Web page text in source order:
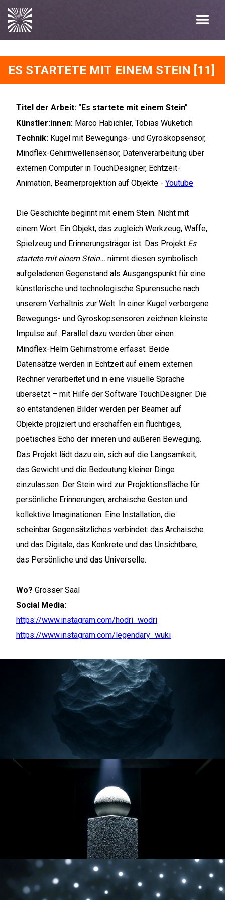
ES STARTETE MIT EINEM STEIN [11]
Titel der Arbeit: "Es startete mit einem Stein"
Künstler:innen: Marco Habichler, Tobias Wuketich
Technik: Kugel mit Bewegungs- und Gyroskopsensor,
Mindflex-Gehirnwellensensor, Datenverarbeitung über
externen Computer in TouchDesigner, Echtzeit-
Animation, Beamerprojektion auf Objekte - Youtube
Die Geschichte beginnt mit einem Stein. Nicht mit
einem Wort. Ein Objekt, das zugleich Werkzeug, Waffe,
Spielzeug und Erinnerungsträger ist. Das Projekt Es
startete mit einem Stein… nimmt diesen symbolisch
aufgeladenen Gegenstand als Ausgangspunkt für eine
künstlerische und technologische Spurensuche nach
unserem Verhältnis zur Welt. In einer Kugel verborgene
Bewegungs- und Gyroskopsensoren zeichnen kleinste
Impulse auf. Parallel dazu werden über einen
Mindflex-Helm Gehirnströme erfasst. Beide
Datensätze werden in Echtzeit auf einem externen
Rechner verarbeitet und in eine visuelle Sprache
übersetzt – mit Hilfe der Software TouchDesigner. Die
so entstandenen Bilder werden per Beamer auf
Objekte projiziert und erschaffen ein flüchtiges,
poetisches Echo der inneren und äußeren Bewegung.
Das Projekt lädt dazu ein, sich auf die Langsamkeit,
das Gewicht und die Bedeutung kleiner Dinge
einzulassen. Der Stein wird zur Projektionsfläche für
persönliche Erinnerungen, archaische Gesten und
kollektive Imaginationen. Eine Installation, die
scheinbar Gegensätzliches verbindet: das Archaische
und das Digitale, das Konkrete und das Unsichtbare,
das Persönliche und das Universelle.
Wo? Grosser Saal
Social Media:
https://www.instagram.com/hodri_wodri
https://www.instagram.com/legendary_wuki